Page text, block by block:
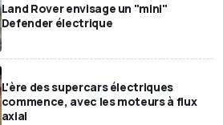
Land Rover envisage un "mini"
Defender électrique
L'ère des supercars électriques
commence, avec les moteurs à flux
axial